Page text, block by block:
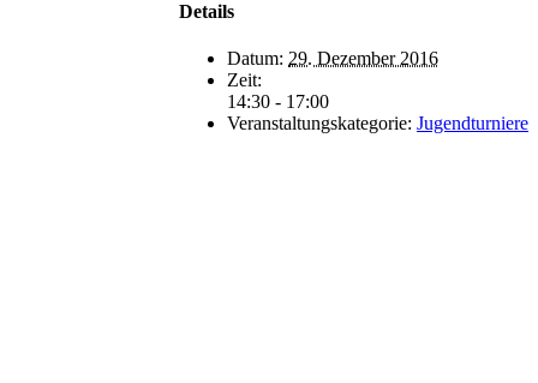
Details
Datum: 29. Dezember 2016
Zeit:
14:30 - 17:00
Veranstaltungskategorie: Jugendturniere